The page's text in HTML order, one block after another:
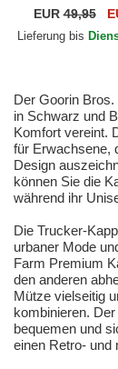
Premium The
Bros.
EUR49,95
Lieferung bis
Der Goorin
in Schwarz und
Komfort vereint.
für Erwachsene,
Design
können Sie die
während ihr
Die Trucker-
urbaner Mode
Farm Premium
den anderen
Mütze vielseitig
kombinieren.
bequemen und
einen Retro- und